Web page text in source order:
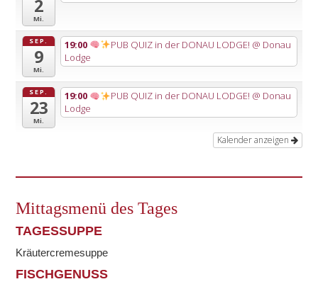
2
Mi.
SEP.
9
Mi.
19:00 PUB QUIZ in der DONAU LODGE! @ Donau
Lodge
SEP.
23
Mi.
19:00 PUB QUIZ in der DONAU LODGE! @ Donau
Lodge
Kalender anzeigen
Mittagsmenü des Tages
TAGESSUPPE
Kräutercremesuppe
FISCHGENUSS